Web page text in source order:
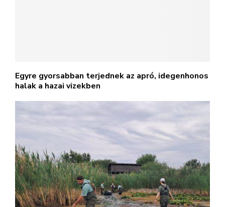
Egyre gyorsabban terjednek az apró, idegenhonos
halak a hazai vizekben